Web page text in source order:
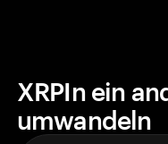
XRPIn ein
umwandeln